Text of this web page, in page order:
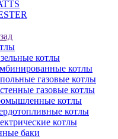
котлы
котлы
газовые котлы
газовые котлы
котлы
котлы
котлы
баки